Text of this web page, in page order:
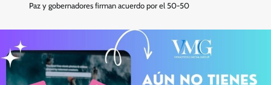
Paz y gobernadores firman acuerdo por el 50-50